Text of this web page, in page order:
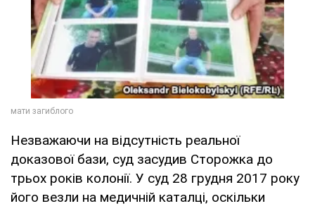
Незважаючи на відсутність реальної
доказової бази, суд засудив Сторожка до
трьох років колонії. У суд 28 грудня 2017 року
його везли на медичній каталці, оскільки